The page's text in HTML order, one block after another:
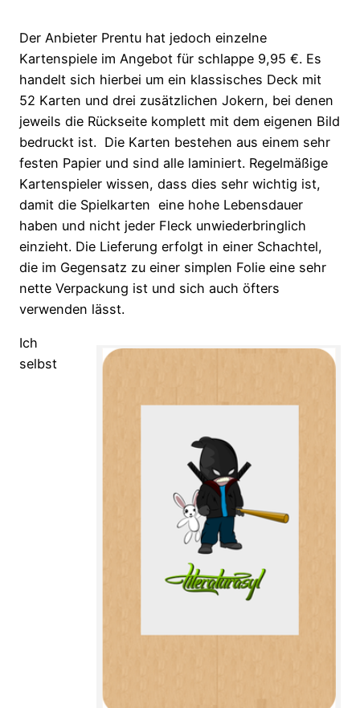
Der Anbieter Prentu hat jedoch einzelne
Kartenspiele im Angebot für schlappe 9,95 €. Es
handelt sich hierbei um ein klassisches Deck mit
52 Karten und drei zusätzlichen Jokern, bei denen
jeweils die Rückseite komplett mit dem eigenen Bild
bedruckt ist. Die Karten bestehen aus einem sehr
festen Papier und sind alle laminiert. Regelmäßige
Kartenspieler wissen, dass dies sehr wichtig ist,
damit die Spielkarten eine hohe Lebensdauer
haben und nicht jeder Fleck unwiederbringlich
einzieht. Die Lieferung erfolgt in einer Schachtel,
die im Gegensatz zu einer simplen Folie eine sehr
nette Verpackung ist und sich auch öfters
verwenden lässt.
Ich
selbst